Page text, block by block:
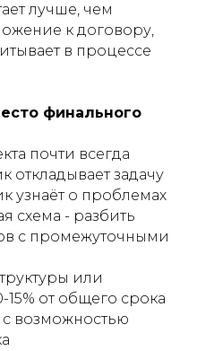
лучше, чем
к договору,
в процессе
финального
почти всегда
откладывает задачу
узнаёт о проблемах
схема - разбить
с промежуточными
или
от общего срока
с возможностью